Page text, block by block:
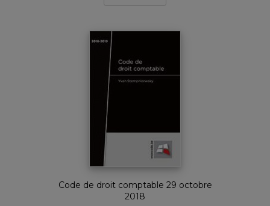
Code de droit comptable 29 octobre
2018